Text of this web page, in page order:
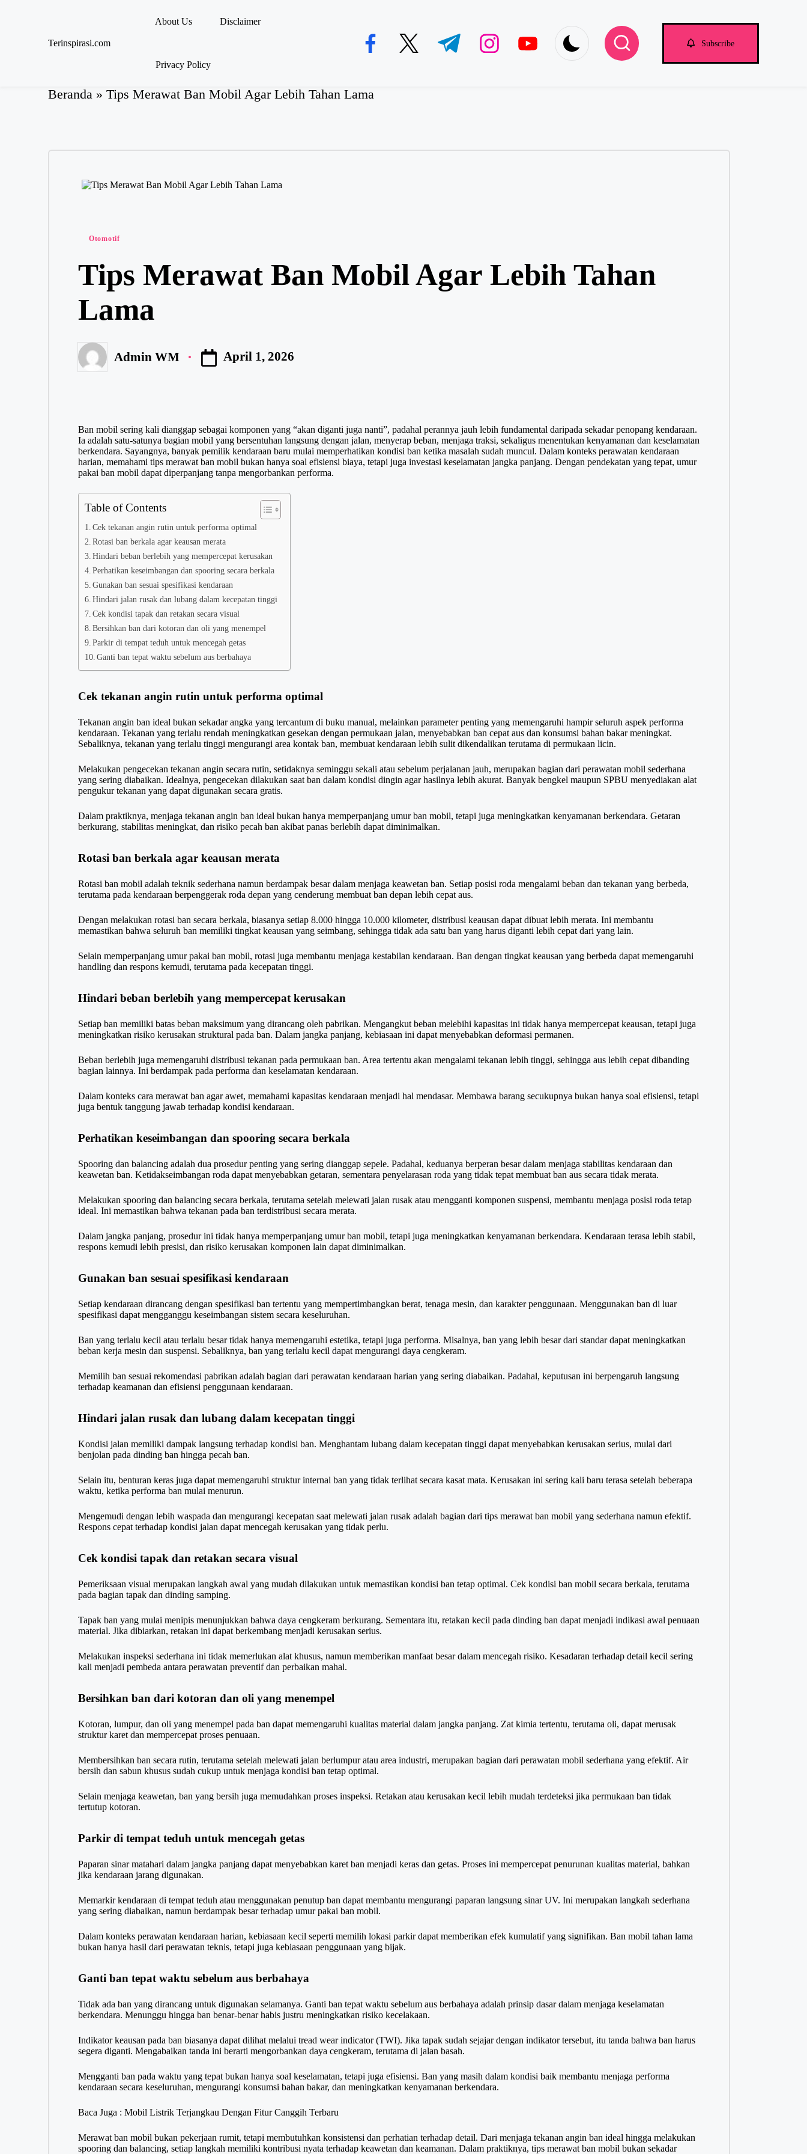
Terinspirasi.com
About Us Disclaimer
Privacy Policy
facebook.comtwitter.com t.me instagram.comyoutube.com
Subscribe
Beranda » Tips Merawat Ban Mobil Agar Lebih Tahan Lama
Posted
Otomotif
Tips Merawat Ban Mobil Agar Lebih Tahan
Lama
Posted
by
Admin WM April 1, 2026
Ban mobil sering kali dianggap sebagai komponen yang “akan diganti juga nanti”, padahal perannya jauh lebih fundamental daripada sekadar penopang kendaraan.
Ia adalah satu-satunya bagian mobil yang bersentuhan langsung dengan jalan, menyerap beban, menjaga traksi, sekaligus menentukan kenyamanan dan keselamatan
berkendara. Sayangnya, banyak pemilik kendaraan baru mulai memperhatikan kondisi ban ketika masalah sudah muncul. Dalam konteks perawatan kendaraan
harian, memahami tips merawat ban mobil bukan hanya soal efisiensi biaya, tetapi juga investasi keselamatan jangka panjang. Dengan pendekatan yang tepat, umur
pakai ban mobil dapat diperpanjang tanpa mengorbankan performa.
Table of Contents
Cek tekanan angin rutin untuk performa optimal
Rotasi ban berkala agar keausan merata
Hindari beban berlebih yang mempercepat kerusakan
Perhatikan keseimbangan dan spooring secara berkala
Gunakan ban sesuai spesifikasi kendaraan
Hindari jalan rusak dan lubang dalam kecepatan tinggi
Cek kondisi tapak dan retakan secara visual
Bersihkan ban dari kotoran dan oli yang menempel
Parkir di tempat teduh untuk mencegah getas
Ganti ban tepat waktu sebelum aus berbahaya
Cek tekanan angin rutin untuk performa optimal
Tekanan angin ban ideal bukan sekadar angka yang tercantum di buku manual, melainkan parameter penting yang memengaruhi hampir seluruh aspek performa
kendaraan. Tekanan yang terlalu rendah meningkatkan gesekan dengan permukaan jalan, menyebabkan ban cepat aus dan konsumsi bahan bakar meningkat.
Sebaliknya, tekanan yang terlalu tinggi mengurangi area kontak ban, membuat kendaraan lebih sulit dikendalikan terutama di permukaan licin.
Melakukan pengecekan tekanan angin secara rutin, setidaknya seminggu sekali atau sebelum perjalanan jauh, merupakan bagian dari perawatan mobil sederhana
yang sering diabaikan. Idealnya, pengecekan dilakukan saat ban dalam kondisi dingin agar hasilnya lebih akurat. Banyak bengkel maupun SPBU menyediakan alat
pengukur tekanan yang dapat digunakan secara gratis.
Dalam praktiknya, menjaga tekanan angin ban ideal bukan hanya memperpanjang umur ban mobil, tetapi juga meningkatkan kenyamanan berkendara. Getaran
berkurang, stabilitas meningkat, dan risiko pecah ban akibat panas berlebih dapat diminimalkan.
Rotasi ban berkala agar keausan merata
Rotasi ban mobil adalah teknik sederhana namun berdampak besar dalam menjaga keawetan ban. Setiap posisi roda mengalami beban dan tekanan yang berbeda,
terutama pada kendaraan berpenggerak roda depan yang cenderung membuat ban depan lebih cepat aus.
Dengan melakukan rotasi ban secara berkala, biasanya setiap 8.000 hingga 10.000 kilometer, distribusi keausan dapat dibuat lebih merata. Ini membantu
memastikan bahwa seluruh ban memiliki tingkat keausan yang seimbang, sehingga tidak ada satu ban yang harus diganti lebih cepat dari yang lain.
Selain memperpanjang umur pakai ban mobil, rotasi juga membantu menjaga kestabilan kendaraan. Ban dengan tingkat keausan yang berbeda dapat memengaruhi
handling dan respons kemudi, terutama pada kecepatan tinggi.
Hindari beban berlebih yang mempercepat kerusakan
Setiap ban memiliki batas beban maksimum yang dirancang oleh pabrikan. Mengangkut beban melebihi kapasitas ini tidak hanya mempercepat keausan, tetapi juga
meningkatkan risiko kerusakan struktural pada ban. Dalam jangka panjang, kebiasaan ini dapat menyebabkan deformasi permanen.
Beban berlebih juga memengaruhi distribusi tekanan pada permukaan ban. Area tertentu akan mengalami tekanan lebih tinggi, sehingga aus lebih cepat dibanding
bagian lainnya. Ini berdampak pada performa dan keselamatan kendaraan.
Dalam konteks cara merawat ban agar awet, memahami kapasitas kendaraan menjadi hal mendasar. Membawa barang secukupnya bukan hanya soal efisiensi, tetapi
juga bentuk tanggung jawab terhadap kondisi kendaraan.
Perhatikan keseimbangan dan spooring secara berkala
Spooring dan balancing adalah dua prosedur penting yang sering dianggap sepele. Padahal, keduanya berperan besar dalam menjaga stabilitas kendaraan dan
keawetan ban. Ketidakseimbangan roda dapat menyebabkan getaran, sementara penyelarasan roda yang tidak tepat membuat ban aus secara tidak merata.
Melakukan spooring dan balancing secara berkala, terutama setelah melewati jalan rusak atau mengganti komponen suspensi, membantu menjaga posisi roda tetap
ideal. Ini memastikan bahwa tekanan pada ban terdistribusi secara merata.
Dalam jangka panjang, prosedur ini tidak hanya memperpanjang umur ban mobil, tetapi juga meningkatkan kenyamanan berkendara. Kendaraan terasa lebih stabil,
respons kemudi lebih presisi, dan risiko kerusakan komponen lain dapat diminimalkan.
Gunakan ban sesuai spesifikasi kendaraan
Setiap kendaraan dirancang dengan spesifikasi ban tertentu yang mempertimbangkan berat, tenaga mesin, dan karakter penggunaan. Menggunakan ban di luar
spesifikasi dapat mengganggu keseimbangan sistem secara keseluruhan.
Ban yang terlalu kecil atau terlalu besar tidak hanya memengaruhi estetika, tetapi juga performa. Misalnya, ban yang lebih besar dari standar dapat meningkatkan
beban kerja mesin dan suspensi. Sebaliknya, ban yang terlalu kecil dapat mengurangi daya cengkeram.
Memilih ban sesuai rekomendasi pabrikan adalah bagian dari perawatan kendaraan harian yang sering diabaikan. Padahal, keputusan ini berpengaruh langsung
terhadap keamanan dan efisiensi penggunaan kendaraan.
Hindari jalan rusak dan lubang dalam kecepatan tinggi
Kondisi jalan memiliki dampak langsung terhadap kondisi ban. Menghantam lubang dalam kecepatan tinggi dapat menyebabkan kerusakan serius, mulai dari
benjolan pada dinding ban hingga pecah ban.
Selain itu, benturan keras juga dapat memengaruhi struktur internal ban yang tidak terlihat secara kasat mata. Kerusakan ini sering kali baru terasa setelah beberapa
waktu, ketika performa ban mulai menurun.
Mengemudi dengan lebih waspada dan mengurangi kecepatan saat melewati jalan rusak adalah bagian dari tips merawat ban mobil yang sederhana namun efektif.
Respons cepat terhadap kondisi jalan dapat mencegah kerusakan yang tidak perlu.
Cek kondisi tapak dan retakan secara visual
Pemeriksaan visual merupakan langkah awal yang mudah dilakukan untuk memastikan kondisi ban tetap optimal. Cek kondisi ban mobil secara berkala, terutama
pada bagian tapak dan dinding samping.
Tapak ban yang mulai menipis menunjukkan bahwa daya cengkeram berkurang. Sementara itu, retakan kecil pada dinding ban dapat menjadi indikasi awal penuaan
material. Jika dibiarkan, retakan ini dapat berkembang menjadi kerusakan serius.
Melakukan inspeksi sederhana ini tidak memerlukan alat khusus, namun memberikan manfaat besar dalam mencegah risiko. Kesadaran terhadap detail kecil sering
kali menjadi pembeda antara perawatan preventif dan perbaikan mahal.
Bersihkan ban dari kotoran dan oli yang menempel
Kotoran, lumpur, dan oli yang menempel pada ban dapat memengaruhi kualitas material dalam jangka panjang. Zat kimia tertentu, terutama oli, dapat merusak
struktur karet dan mempercepat proses penuaan.
Membersihkan ban secara rutin, terutama setelah melewati jalan berlumpur atau area industri, merupakan bagian dari perawatan mobil sederhana yang efektif. Air
bersih dan sabun khusus sudah cukup untuk menjaga kondisi ban tetap optimal.
Selain menjaga keawetan, ban yang bersih juga memudahkan proses inspeksi. Retakan atau kerusakan kecil lebih mudah terdeteksi jika permukaan ban tidak
tertutup kotoran.
Parkir di tempat teduh untuk mencegah getas
Paparan sinar matahari dalam jangka panjang dapat menyebabkan karet ban menjadi keras dan getas. Proses ini mempercepat penurunan kualitas material, bahkan
jika kendaraan jarang digunakan.
Memarkir kendaraan di tempat teduh atau menggunakan penutup ban dapat membantu mengurangi paparan langsung sinar UV. Ini merupakan langkah sederhana
yang sering diabaikan, namun berdampak besar terhadap umur pakai ban mobil.
Dalam konteks perawatan kendaraan harian, kebiasaan kecil seperti memilih lokasi parkir dapat memberikan efek kumulatif yang signifikan. Ban mobil tahan lama
bukan hanya hasil dari perawatan teknis, tetapi juga kebiasaan penggunaan yang bijak.
Ganti ban tepat waktu sebelum aus berbahaya
Tidak ada ban yang dirancang untuk digunakan selamanya. Ganti ban tepat waktu sebelum aus berbahaya adalah prinsip dasar dalam menjaga keselamatan
berkendara. Menunggu hingga ban benar-benar habis justru meningkatkan risiko kecelakaan.
Indikator keausan pada ban biasanya dapat dilihat melalui tread wear indicator (TWI). Jika tapak sudah sejajar dengan indikator tersebut, itu tanda bahwa ban harus
segera diganti. Mengabaikan tanda ini berarti mengorbankan daya cengkeram, terutama di jalan basah.
Mengganti ban pada waktu yang tepat bukan hanya soal keselamatan, tetapi juga efisiensi. Ban yang masih dalam kondisi baik membantu menjaga performa
kendaraan secara keseluruhan, mengurangi konsumsi bahan bakar, dan meningkatkan kenyamanan berkendara.
Baca Juga : Mobil Listrik Terjangkau Dengan Fitur Canggih Terbaru
Merawat ban mobil bukan pekerjaan rumit, tetapi membutuhkan konsistensi dan perhatian terhadap detail. Dari menjaga tekanan angin ban ideal hingga melakukan
spooring dan balancing, setiap langkah memiliki kontribusi nyata terhadap keawetan dan keamanan. Dalam praktiknya, tips merawat ban mobil bukan sekadar